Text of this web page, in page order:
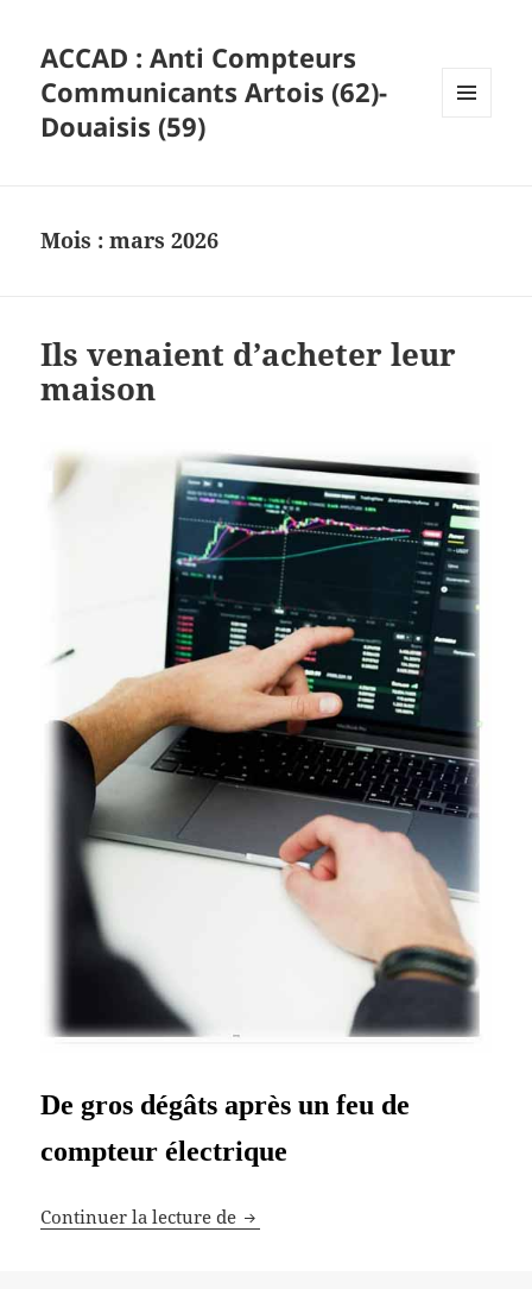
ACCAD : Anti Compteurs
Communicants Artois (62)-
Douaisis (59)
Mois :mars 2026
Ils venaient d’acheter leur
maison
De gros dégâts après un feu de
compteur électrique
Continuer la lecture de Ils venaient d’acheter leur maison